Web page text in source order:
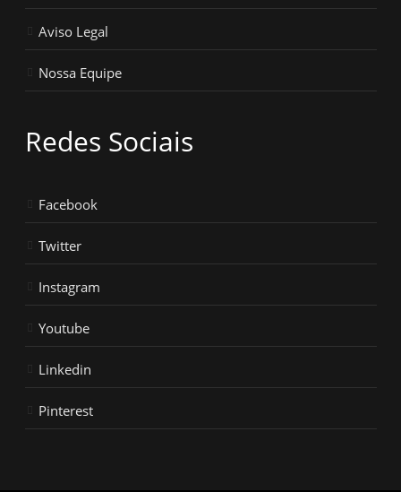
Aviso Legal
Nossa Equipe
Redes Sociais
Facebook
Twitter
Instagram
Youtube
Linkedin
Pinterest